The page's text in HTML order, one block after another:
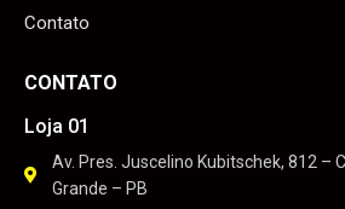
Contato
CONTATO
Loja 01
Av. Pres. Juscelino Kubitschek, 812 –
Grande – PB